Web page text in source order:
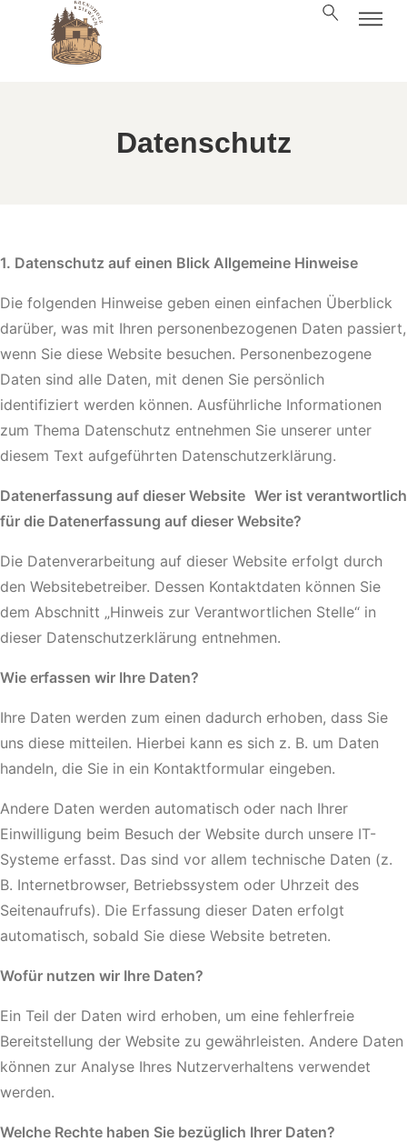
Datenschutz
1. Datenschutz auf einen Blick Allgemeine Hinweise
Die folgenden Hinweise geben einen einfachen Überblick
darüber, was mit Ihren personenbezogenen Daten passiert,
wenn Sie diese Website besuchen. Personenbezogene
Daten sind alle Daten, mit denen Sie persönlich
identifiziert werden können. Ausführliche Informationen
zum Thema Datenschutz entnehmen Sie unserer unter
diesem Text aufgeführten Datenschutzerklärung.
Datenerfassung auf dieser Website Wer ist verantwortlich
für die Datenerfassung auf dieser Website?
Die Datenverarbeitung auf dieser Website erfolgt durch
den Websitebetreiber. Dessen Kontaktdaten können Sie
dem Abschnitt „Hinweis zur Verantwortlichen Stelle“ in
dieser Datenschutzerklärung entnehmen.
Wie erfassen wir Ihre Daten?
Ihre Daten werden zum einen dadurch erhoben, dass Sie
uns diese mitteilen. Hierbei kann es sich z. B. um Daten
handeln, die Sie in ein Kontaktformular eingeben.
Andere Daten werden automatisch oder nach Ihrer
Einwilligung beim Besuch der Website durch unsere IT-
Systeme erfasst. Das sind vor allem technische Daten (z.
B. Internetbrowser, Betriebssystem oder Uhrzeit des
Seitenaufrufs). Die Erfassung dieser Daten erfolgt
automatisch, sobald Sie diese Website betreten.
Wofür nutzen wir Ihre Daten?
Ein Teil der Daten wird erhoben, um eine fehlerfreie
Bereitstellung der Website zu gewährleisten. Andere Daten
können zur Analyse Ihres Nutzerverhaltens verwendet
werden.
Welche Rechte haben Sie bezüglich Ihrer Daten?